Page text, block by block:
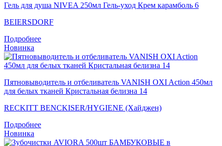
Гель для душа NIVEA 250мл Гель-уход Крем карамболь 6
BEIERSDORF
Подробнее
Новинка
Пятновыводитель и отбеливатель VANISH OXI Action 450мл
для белых тканей Кристальная белизна 14
RECKITT BENCKISER/HYGIENE (Хайджен)
Подробнее
Новинка